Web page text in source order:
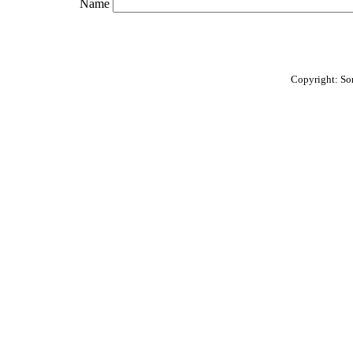
Name
Copyright: